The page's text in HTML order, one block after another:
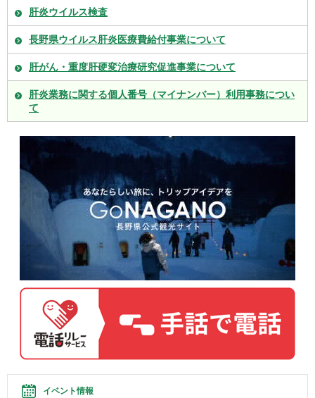
肝炎ウイルス検査
長野県ウイルス肝炎医療費給付事業について
肝がん・重度肝硬変治療研究促進事業について
肝炎業務に関する個人番号（マイナンバー）利用事務につい
て
イベント情報